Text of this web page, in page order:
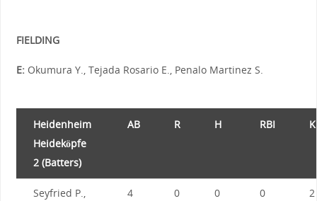
FIELDING
E:Okumura Y., Tejada Rosario E., Penalo Martinez S.
Heidenheim
Heideköpfe
2 (Batters)
AB R H RBI K
Seyfried P., 4 0 0 0 2